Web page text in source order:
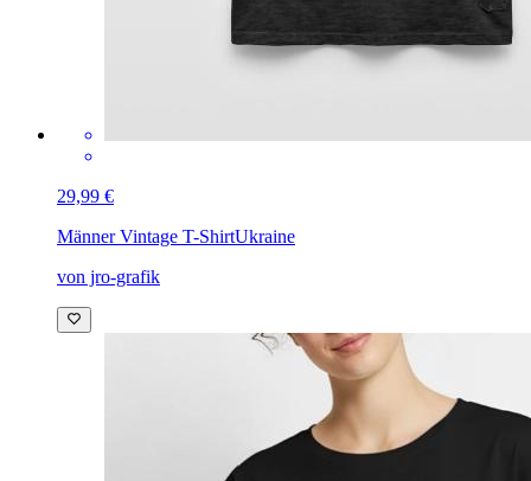
29,99 €
Männer Vintage T-ShirtUkraine
von jro-grafik